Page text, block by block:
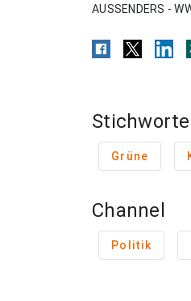
AUSSENDERS -
Stichworte
Grüne
Channel
Politik